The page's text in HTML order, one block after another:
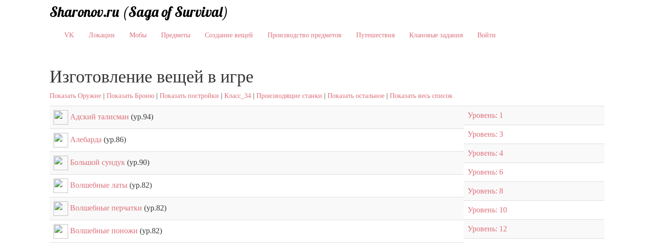
Sharonov.ru (Saga of Survival)
VK Локации Мобы Предметы Создание вещей Производство предметов Путешествия Клановые задания Войти
Изготовление вещей в игре
Показать Оружие Показать Броню Показать постройки Класс_34 Производящие станки Показать остальное Показать весь список
Адский талисман (ур.94)
Алебарда (ур.86)
Большой сундук (ур.90)
Волшебные латы (ур.82)
Волшебные перчатки (ур.82)
Волшебные поножи (ур.82)
Уровень: 1
Уровень: 3
Уровень: 4
Уровень: 6
Уровень: 8
Уровень: 10
Уровень: 12